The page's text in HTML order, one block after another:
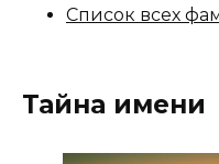
Список всех
Тайна имени